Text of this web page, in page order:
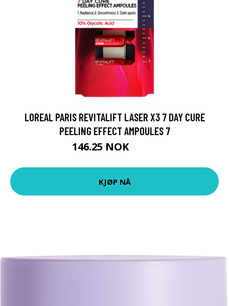
LOREAL PARIS REVITALIFT LASER X3 7 DAY CURE
PEELING EFFECT AMPOULES 7
146.25 NOK
KJØP NÅ